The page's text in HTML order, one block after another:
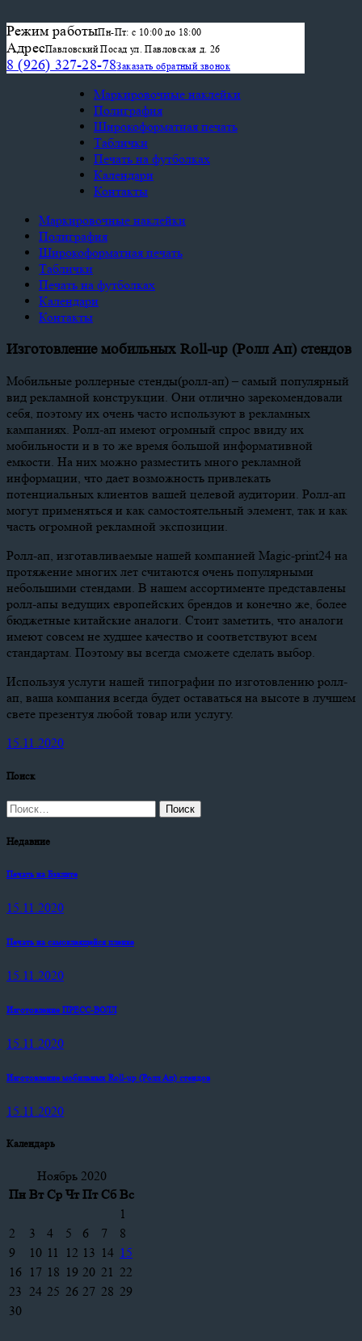
Режим работыПн-Пт: с 10:00 до 18:00
АдресПавловский Посад ул. Павловская д. 26
8 (926) 327-28-78Заказать обратный звонок
Маркировочные наклейки
Полиграфия
Широкоформатная печать
Таблички
Печать на футболках
Календари
Контакты
Маркировочные наклейки
Полиграфия
Широкоформатная печать
Таблички
Печать на футболках
Календари
Контакты
Изготовление мобильных Roll-up (Ролл Ап) стендов
Мобильные роллерные стенды(ролл-ап) – самый популярный
вид рекламной конструкции. Они отлично зарекомендовали
себя, поэтому их очень часто используют в рекламных
кампаниях. Ролл-ап имеют огромный спрос ввиду их
мобильности и в то же время большой информативной
емкости. На них можно разместить много рекламной
информации, что дает возможность привлекать
потенциальных клиентов вашей целевой аудитории. Ролл-ап
могут применяться и как самостоятельный элемент, так и как
часть огромной рекламной экспозиции.
Ролл-ап, изготавливаемые нашей компанией Magic-print24 на
протяжение многих лет считаются очень популярными
небольшими стендами. В нашем ассортименте представлены
ролл-апы ведущих европейских брендов и конечно же, более
бюджетные китайские аналоги. Стоит заметить, что аналоги
имеют совсем не худшее качество и соответствуют всем
стандартам. Поэтому вы всегда сможете сделать выбор.
Используя услуги нашей типографии по изготовлению ролл-
ап, ваша компания всегда будет оставаться на высоте в лучшем
свете презентуя любой товар или услугу.
15.11.2020
Поиск
Найти:
Недавние
Печать на Бэклите
15.11.2020
Печать на самоклеящейся пленке
15.11.2020
Изготовление ПРЕСС-ВОЛЛ
15.11.2020
Изготовление мобильных Roll-up (Ролл Ап) стендов
15.11.2020
Календарь
Ноябрь 2020
Пн Вт Ср Чт Пт Сб Вс
1
2
3 4 5 6 7
8
9
10 11 12 13 14 15
16
17 18 19 20 21 22
23 24 25 26 27 28 29
30